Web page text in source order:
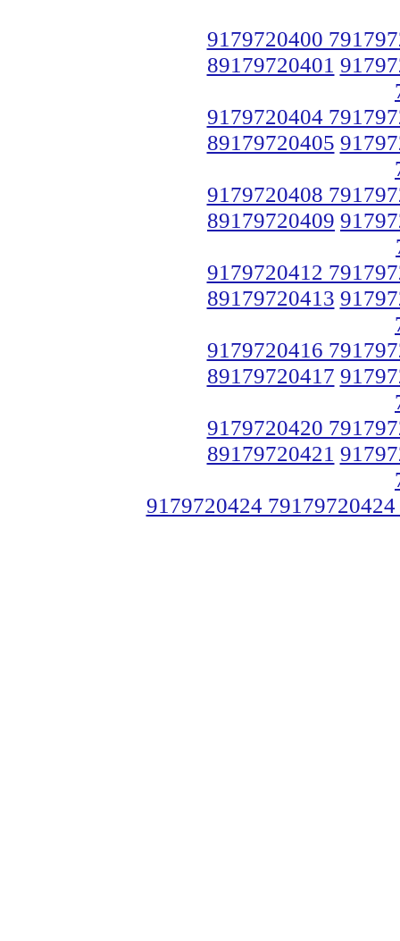
9179720400
89179720401
9179720404
89179720405
9179720408
89179720409
9179720412
89179720413
9179720416
89179720417
9179720420
89179720421
9179720424